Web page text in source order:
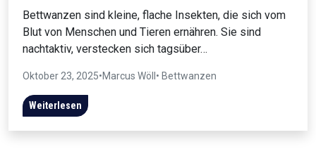
Bettwanzen sind kleine, flache Insekten, die sich vom
Blut von Menschen und Tieren ernähren. Sie sind
nachtaktiv, verstecken sich tagsüber…
Oktober 23, 2025•Marcus Wöll • Bettwanzen
Weiterlesen